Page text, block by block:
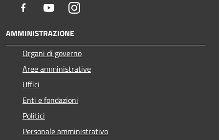
Facebook YoutubeInstagram
AMMINISTRAZIONE
Organi di governo
Aree amministrative
Uffici
Enti e fondazioni
Politici
Personale amministrativo